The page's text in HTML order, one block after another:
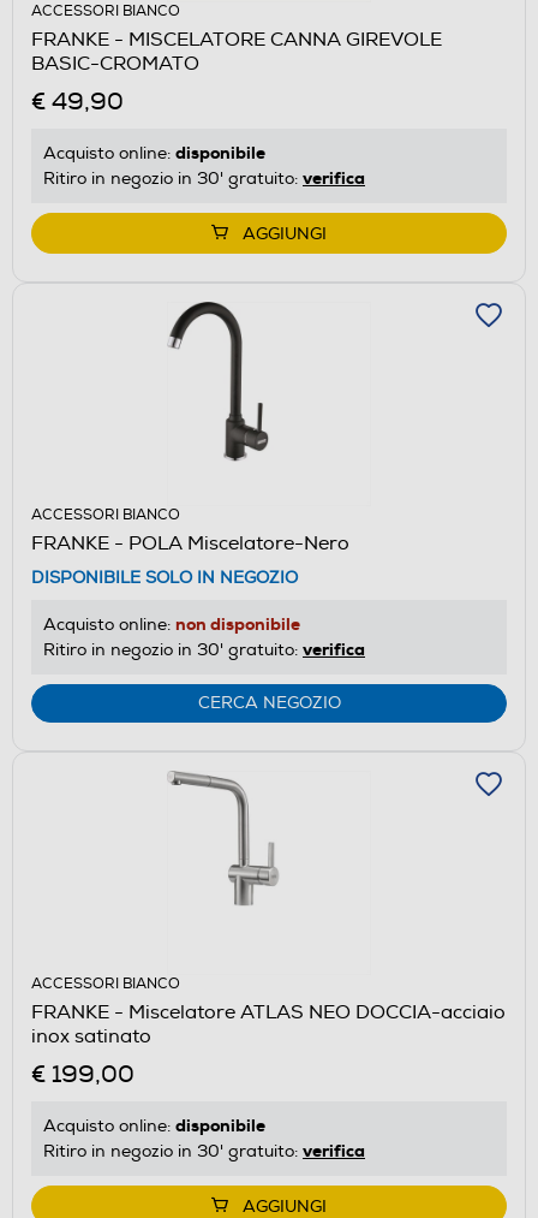
ACCESSORI BIANCO
FRANKE - MISCELATORE CANNA GIREVOLE
BASIC-CROMATO
€ 49,90
Acquisto online: disponibile
Ritiro in negozio in 30' gratuito: verifica
AGGIUNGI
ACCESSORI BIANCO
FRANKE - POLA Miscelatore-Nero
DISPONIBILE SOLO IN NEGOZIO
Acquisto online: non disponibile
Ritiro in negozio in 30' gratuito: verifica
CERCA NEGOZIO
ACCESSORI BIANCO
FRANKE - Miscelatore ATLAS NEO DOCCIA-acciaio
inox satinato
€ 199,00
Acquisto online: disponibile
Ritiro in negozio in 30' gratuito: verifica
AGGIUNGI